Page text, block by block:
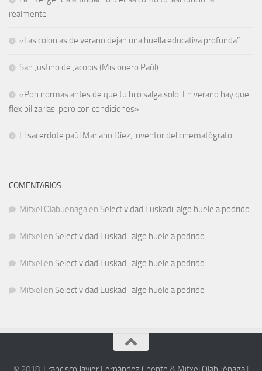
realmente
«Las colonias de verano dejan una huella educativa profunda”
San Justino de Jacobis (Misionero Paúl)
«Pon normas antes de que tu hijo salga solo. En verano hay que
flexibilizarlas, pero con condiciones»
El sacerdote paúl Mariano Díez, inventor del cinematógrafo
COMENTARIOS
Mitxel Olabuenaga en Selectividad Euskadi: algo huele a podrido
Mitxel en Selectividad Euskadi: algo huele a podrido
Mitxel en Selectividad Euskadi: algo huele a podrido
Mitxel en Selectividad Euskadi: algo huele a podrido